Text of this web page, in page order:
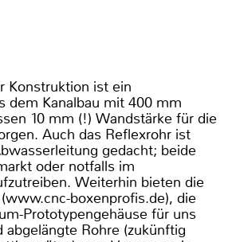
Konstruktion ist ein
dem Kanalbau mit 400 mm
10 mm (!) Wandstärke für die
Auch das Reflexrohr ist
gedacht; beide
oder notfalls im
Weiterhin bieten die
boxenprofis.de), die
Prototypengehäuse für uns
Rohre (zukünftig